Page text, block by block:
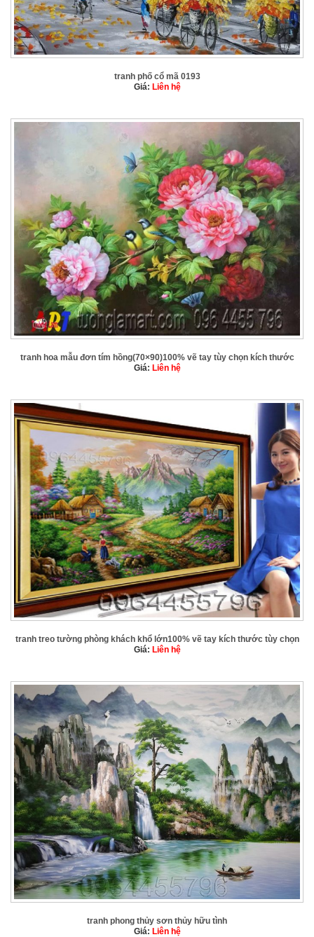
tranh phố cổ mã 0193
Giá: Liên hệ
tranh hoa mẫu đơn tím hồng(70×90)100% vẽ tay tùy chọn kích thước
Giá: Liên hệ
tranh treo tường phòng khách khổ lớn100% vẽ tay kích thước tùy chọn
Giá: Liên hệ
tranh phong thủy sơn thủy hữu tình
Giá: Liên hệ